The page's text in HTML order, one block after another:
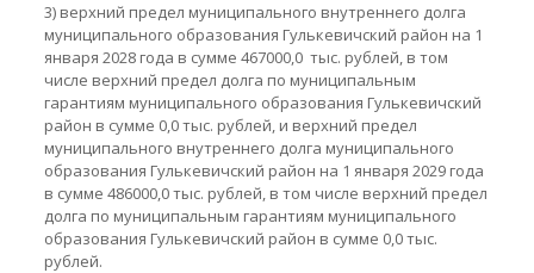
3) верхний предел муниципального внутреннего долга
муниципального образования Гулькевичский район на 1
января 2028 года в сумме 467000,0 тыс. рублей, в том
числе верхний предел долга по муниципальным
гарантиям муниципального образования Гулькевичский
район в сумме 0,0 тыс. рублей, и верхний предел
муниципального внутреннего долга муниципального
образования Гулькевичский район на 1 января 2029 года
в сумме 486000,0 тыс. рублей, в том числе верхний предел
долга по муниципальным гарантиям муниципального
образования Гулькевичский район в сумме 0,0 тыс.
рублей.